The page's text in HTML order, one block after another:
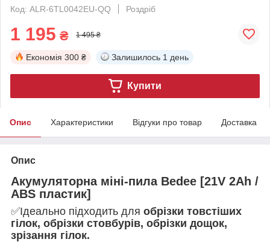
Код: ALR-6TL0042EU-QQ
Роздріб
1 195 ₴ 1 495 ₴
Економія 300 ₴ Залишилось 1 день
Купити
Опис Характеристики Відгуки про товар Доставка
Опис
Акумуляторна міні-пила Bedee [21V 2Ah /
ABS пластик]
✅Ідеально підходить для обрізки товстіших
гілок, обрізки стовбурів, обрізки дощок,
зрізання гілок.